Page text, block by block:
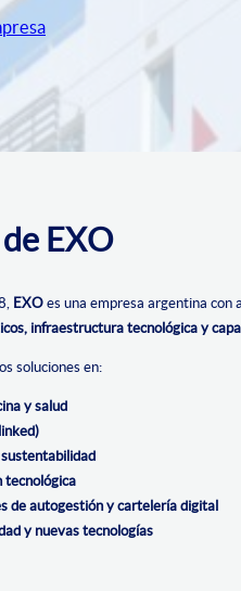
EXO
EXO es una empresa argentina con
infraestructura tecnológica y
soluciones en:
y salud
sustentabilidad
tecnológica
de autogestión y cartelería digital
y nuevas tecnologías